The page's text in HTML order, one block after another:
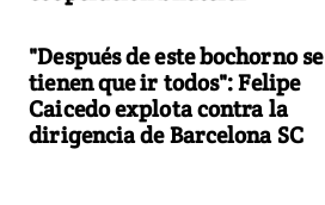
"Después de este bochorno se
tienen que ir todos": Felipe
Caicedo explota contra la
dirigencia de Barcelona SC